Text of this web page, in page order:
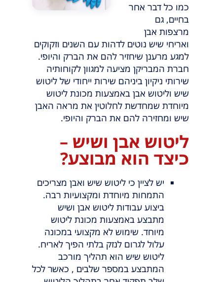
כמו כל דבר אחר
בחיים, גם
מרצפות אבן
ואריחי שיש נוטים לדהות עם השנים וזקוקים
למגע מרענן שיחזיר להם את הברק והיופי.
חברת המבריקן מציעה למגוון לקוחותיה
שירותי ניקיון ביניהם שירות ייחודי של ליטוש
שיש וליטוש אבן באמצעות מכונת ליטוש
מיוחדת שמחדשת לחלוטין את מראה האבן
שיש ומחזירה להם את הברק והיופי.
ליטוש אבן ושיש –
כיצד הוא מבוצע?
יש לציין כי ליטוש שיש ואבן מצריכים
התמחות מיוחדת ומקצועיות רבה.
ביצוע עבודות ליטוש אבן ושיש
מתבצע באמצעות מכונת ליטוש
מיוחד. שימוש לא מקצועי במכונה
עלול לגרום לנזק בלתי הפיך לאריח.
ליטוש שיש הוא תהליך מורכב
המתבצע במספר שלבים , כאשר לכל